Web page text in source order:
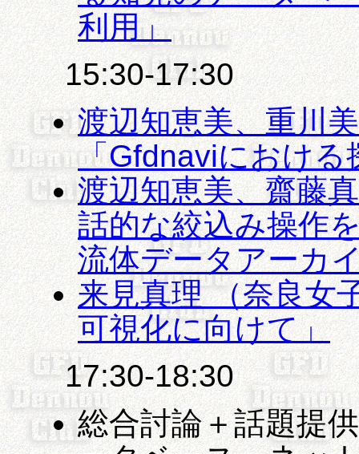
利用」
15:30-17:30
渡辺知恵美、重川
「Gfdnaviにおける
渡辺知恵美、齋藤
話的な絞込み操作
流体データアーカ
来見真理 （奈良女
可視化に向けて」
17:30-18:30
総合討論＋話題提